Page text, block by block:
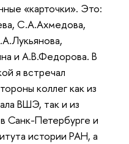
«карточки». Это:
С.А.Ахмедова,
и А.В.Федорова. В
я встречал
коллег как из
ВШЭ, так и из
Санк-Петербурге и
истории РАН, а